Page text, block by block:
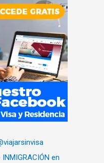
INMIGRACIÓN en